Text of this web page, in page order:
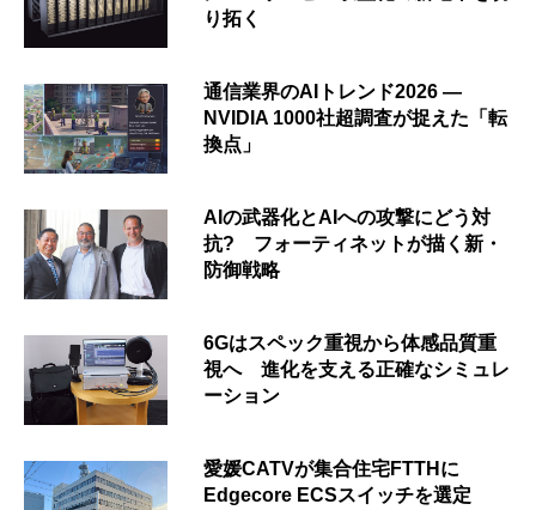
り拓く
通信業界のAIトレンド2026 ―
NVIDIA 1000社超調査が捉えた「転
換点」
AIの武器化とAIへの攻撃にどう対
抗? フォーティネットが描く新・
防御戦略
6Gはスペック重視から体感品質重
視へ 進化を支える正確なシミュレ
ーション
愛媛CATVが集合住宅FTTHに
Edgecore ECSスイッチを選定